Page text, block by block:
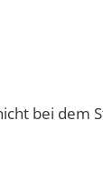
bei dem